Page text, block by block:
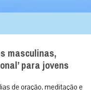
masculinas,
para jovens
de oração, meditação e